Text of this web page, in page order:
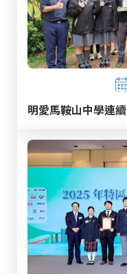
明愛馬鞍山中學連